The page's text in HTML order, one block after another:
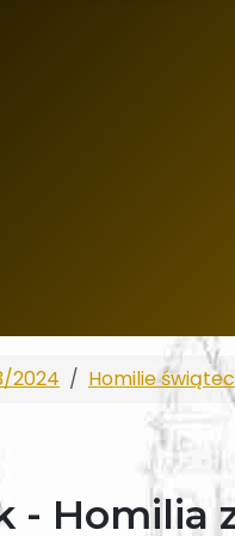
2024 Homilie
- Homilia